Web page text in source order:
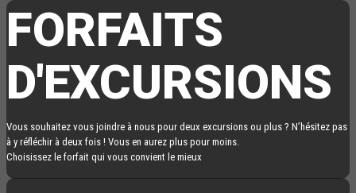
FORFAITS
D'EXCURSIONS
Vous souhaitez vous joindre à nous pour deux excursions ou plus ? N’hésitez pas
à y réfléchir à deux fois ! Vous en aurez plus pour moins.
Choisissez le forfait qui vous convient le mieux